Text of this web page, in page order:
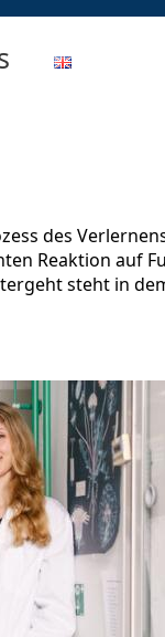
des
Reaktion auf
steht in